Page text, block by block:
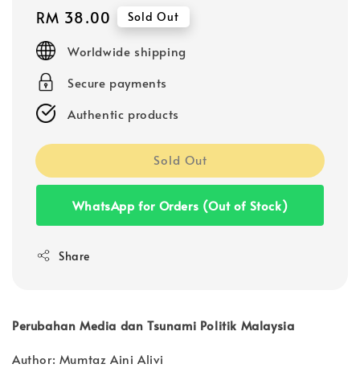
Regular
price
RM 38.00 Sold Out
Worldwide shipping
Secure payments
Authentic products
Sold Out
WhatsApp for Orders (Out of Stock)
Share
Perubahan Media dan Tsunami Politik Malaysia
Author: Mumtaz Aini Alivi